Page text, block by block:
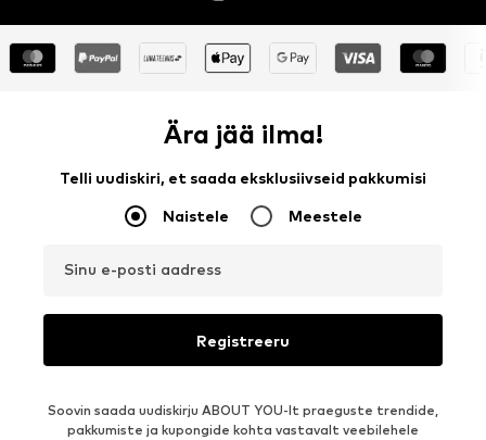
Ära jää ilma!
Telli uudiskiri, et saada eksklusiivseid pakkumisi
Naistele Meestele
Sinu e-posti aadress
Registreeru
Soovin saada uudiskirju ABOUT YOU-lt praeguste trendide,
pakkumiste ja kupongide kohta vastavalt veebilehele